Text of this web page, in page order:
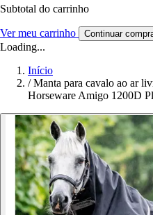
Subtotal do carrinho
Ver meu carrinho Continuar
Loading...
Início
/ Manta para cavalo ao ar
Horseware Amigo 1200D